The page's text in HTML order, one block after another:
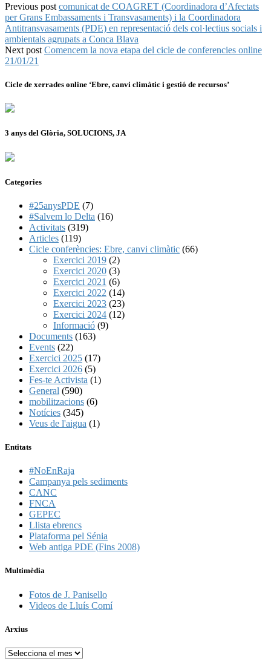
Previous post comunicat de COAGRET (Coordinadora d’Afectats
per Grans Embassaments i Transvasaments) i la Coordinadora
Antitransvasaments (PDE) en representació dels col·lectius socials i
ambientals agrupats a Conca Blava
Next post Comencem la nova etapa del cicle de conferencies online
21/01/21
Cicle de xerrades online ‘Ebre, canvi climàtic i gestió de recursos’
3 anys del Glòria, SOLUCIONS, JA
Categories
#25anysPDE (7)
#Salvem lo Delta (16)
Activitats (319)
Articles (119)
Cicle conferències: Ebre, canvi climàtic (66)
Exercici 2019 (2)
Exercici 2020 (3)
Exercici 2021 (6)
Exercici 2022 (14)
Exercici 2023 (23)
Exercici 2024 (12)
Informació (9)
Documents (163)
Events (22)
Exercici 2025 (17)
Exercici 2026 (5)
Fes-te Activista (1)
General (590)
mobilitzacions (6)
Notícies (345)
Veus de l'aigua (1)
Entitats
#NoEnRaja
Campanya pels sediments
CANC
FNCA
GEPEC
Llista ebrencs
Plataforma pel Sénia
Web antiga PDE (Fins 2008)
Multimèdia
Fotos de J. Panisello
Videos de Lluís Comí
Arxius
Arxius